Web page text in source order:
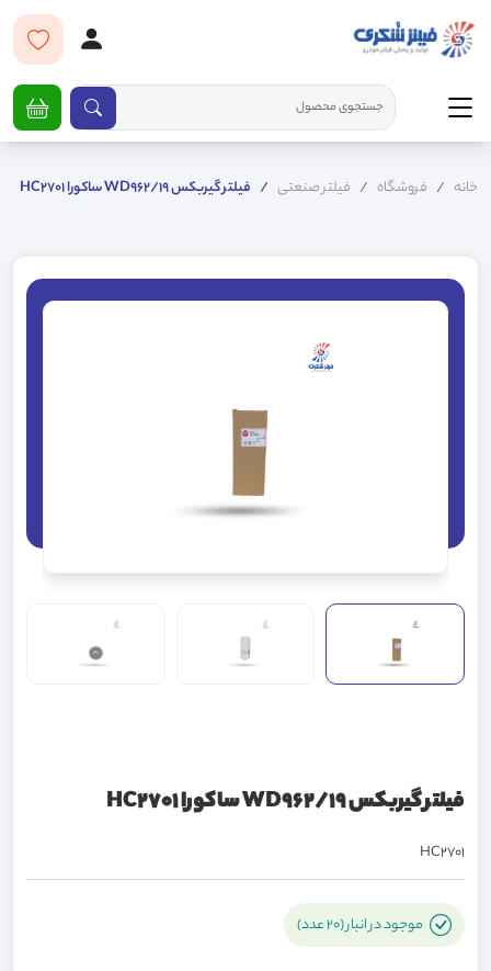
خانه فروشگاه فیلتر صنعتی فیلتر گیربکس WD962/19 ساکورا HC2701
فیلتر گیربکس WD962/19 ساکورا HC2701
HC2701
موجود در انبار (20 عدد)